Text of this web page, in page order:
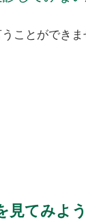
ことができ
見てみよう